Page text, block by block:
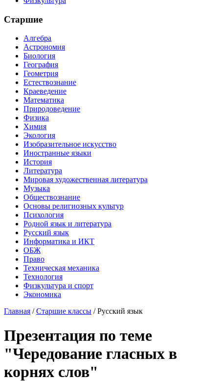
Старшие
Алгебра
Астрономия
Биология
География
Геометрия
Естествознание
Краеведение
Математика
Природоведение
Физика
Химия
Экология
Изобразительное искусство
Иностранные языки
История
Литература
Мировая художественная литература
Музыка
Обществознание
Основы религиозных культур
Психология
Родной язык и литература
Русский язык
Информатика и ИКТ
ОБЖ
Право
Техническая механика
Технология
Физкультура и спорт
Экономика
Главная /Старшие классы /Русский язык
Презентация по теме
"Чередование гласных в
корнях слов"